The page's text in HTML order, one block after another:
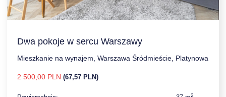
Dwa pokoje w sercu Warszawy
Mieszkanie na wynajem, Warszawa Śródmieście, Platynowa
2 500,00 PLN (67,57 PLN)
2